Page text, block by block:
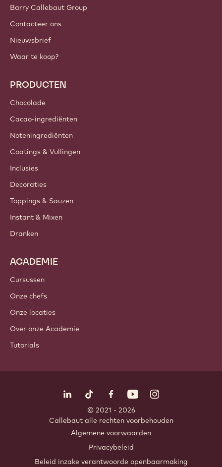
Barry Callebaut Group
Contacteer ons
Nieuwsbrief
Waar te koop?
PRODUCTEN
Chocolade
Cacao-ingrediënten
Noteningrediënten
Coatings & Vullingen
Inclusies
Decoraties
Toppings & Sauzen
Instant & Mixen
Dranken
ACADEMIE
Cursussen
Onze chefs
Onze locaties
Over onze Academie
Tutorials
LinkedIn Opens in a new window.
TikTok Opens in a new window.
Facebook Opens in a new
YouTubeInstagram
© 2021 - 2026
Callebaut. alle rechten voorbehouden
Algemene voorwaarden
Privacybeleid
Beleid inzake verantwoorde openbaarmaking